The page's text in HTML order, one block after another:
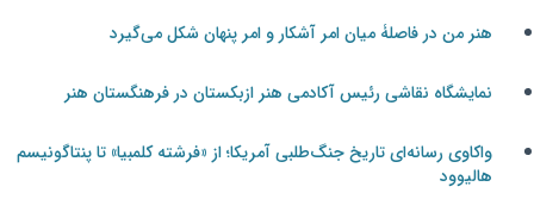
هنر من در فاصلۀ میان امر آشکار و امر پنهان شکل می‌گیرد
نمایشگاه نقاشی رئیس آکادمی هنر ازبکستان در فرهنگستان هنر
واکاوی رسانه‌ای تاریخ جنگ‌طلبی آمریکا؛ از «فرشته کلمبیا» تا پنتاگونیسم
هالیوود